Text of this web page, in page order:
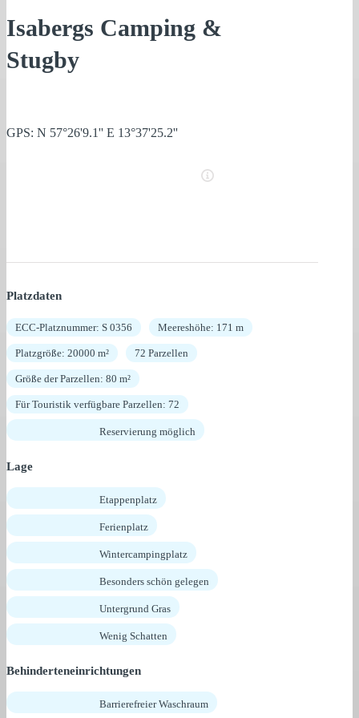
Isabergs Camping &
Stugby
GPS: N 57°26'9.1'' E 13°37'25.2''
Platzdaten
ECC-Platznummer: S 0356 Meereshöhe: 171 m
Platzgröße: 20000 m² 72 Parzellen
Größe der Parzellen: 80 m²
Für Touristik verfügbare Parzellen: 72
Reservierung möglich
Lage
Etappenplatz
Ferienplatz
Wintercampingplatz
Besonders schön gelegen
Untergrund Gras
Wenig Schatten
Behinderteneinrichtungen
Barrierefreier Waschraum